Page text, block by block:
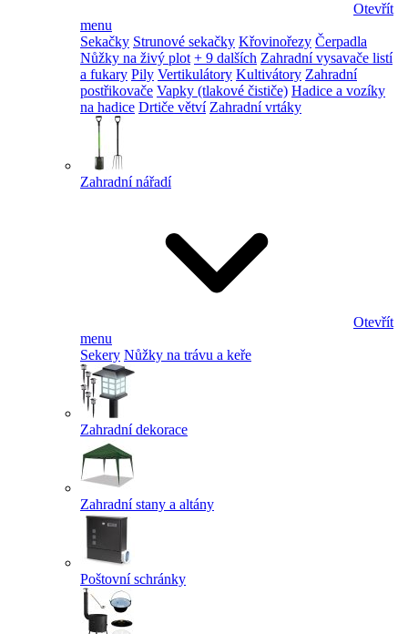
Otevřít
menu
Sekačky Strunové sekačky Křovinořezy Čerpadla
Nůžky na živý plot + 9 dalších Zahradní vysavače listí
a fukary Pily Vertikulátory Kultivátory Zahradní
postřikovače Vapky (tlakové čističe) Hadice a vozíky
na hadice Drtiče větví Zahradní vrtáky
Zahradní nářadí
Otevřít
menu
Sekery Nůžky na trávu a keře
Zahradní dekorace
Zahradní stany a altány
Poštovní schránky